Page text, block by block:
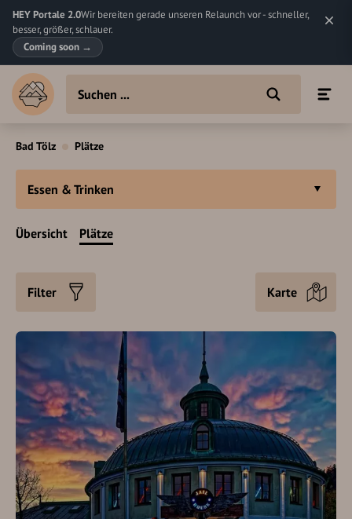
HEY Portale 2.0Wir bereiten gerade unseren Relaunch vor - schneller,
besser, größer, schlauer.
Coming soon →
Bad Tölz Plätze
Essen & Trinken
Übersicht Plätze
Filter Karte